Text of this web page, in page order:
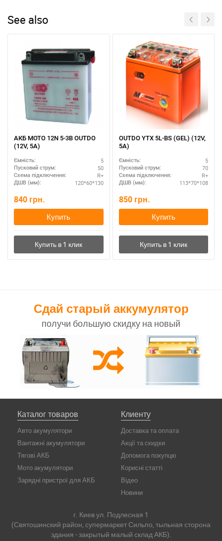
See also
АКБ MOTO 12N 5-3B OUTDO
(12V, 5A)
Ємність: 5
Пусковий струм: 50
Схема підключення: R+
ДШВ (мм): 120*60*130
840 грн.
Купить
OUTDO YTX 5L-BS (GEL) (12V,
5A)
Ємність: 5
Пусковий струм: 70
Схема підключення: R+
ДШВ (мм): 113*70*108
850 грн.
Купить
Сдай старый аккумулятор
получи большую скидку на новый
Каталог товаров
Авто акумулятори
Вантажні акумулятори
Тягові АКБ
Мото акумулятори
Зарядні пристрої для АКБ
Клиенту
Доставка та оплата
Акції та скидки
Допомога покупцю
Корисні статті
Відео
Новини
г. Киев ул. Подлесная 1
(Святошинский район, супермаркет Сильпо, тыльная сторона
здания - закрытый малый склад АКБ).